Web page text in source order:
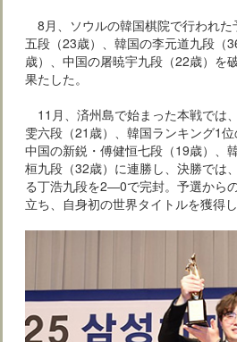
8月、ソウルの韓国棋院で行われ
五段（23歳）、韓国の李元道九段（
歳）、中国の屠暁宇九段（22歳）を
果たした。
11月、済州島で始まった本戦では
雯六段（21歳）、韓国ランキング1位
中国の新鋭・傅健恒七段（19歳）、
桓九段（32歳）に連勝し、決勝では
る丁浩九段を2―0で完封。予選から
立ち、自身初の世界タイトルを獲得し